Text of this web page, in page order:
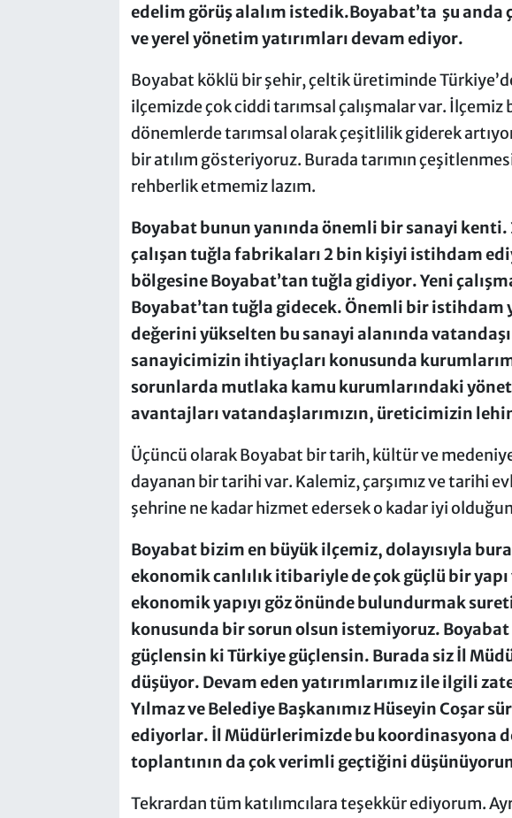
edelim görüş alalım istedik.Boyabat’ta şu anda
ve yerel yönetim yatırımları devam ediyor.
Boyabat köklü bir şehir, çeltik üretiminde
ilçemizde çok ciddi tarımsal çalışmalar var. İlçemiz
dönemlerde tarımsal olarak çeşitlilik giderek
bir atılım gösteriyoruz. Burada tarımın
rehberlik etmemiz lazım.
Boyabat bunun yanında önemli bir sanayi
çalışan tuğla fabrikaları 2 bin kişiyi istihdam
bölgesine Boyabat’tan tuğla gidiyor. Yeni
Boyabat’tan tuğla gidecek. Önemli bir istihdam
değerini yükselten bu sanayi alanında
sanayicimizin ihtiyaçları konusunda
sorunlarda mutlaka kamu kurumlarındaki
avantajları vatandaşlarımızın, üreticimizin
Üçüncü olarak Boyabat bir tarih, kültür ve
dayanan bir tarihi var. Kalemiz, çarşımız ve tarihi
şehrine ne kadar hizmet edersek o kadar iyi
Boyabat bizim en büyük ilçemiz, dolayısıyla
ekonomik canlılık itibariyle de çok güçlü bir
ekonomik yapıyı göz önünde bulundurmak
konusunda bir sorun olsun istemiyoruz.
güçlensin ki Türkiye güçlensin. Burada siz İl
düşüyor. Devam eden yatırımlarımız ile ilgili
Yılmaz ve Belediye Başkanımız Hüseyin Coşar
ediyorlar. İl Müdürlerimizde bu koordinasyona
toplantının da çok verimli geçtiğini
Tekrardan tüm katılımcılara teşekkür ediyorum.